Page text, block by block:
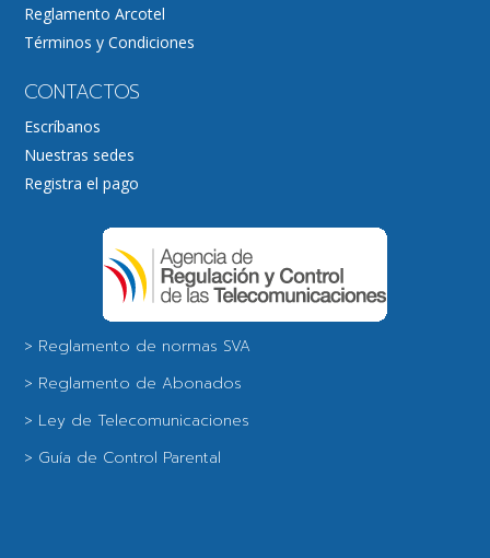
Reglamento Arcotel
Términos y Condiciones
CONTACTOS
Escríbanos
Nuestras sedes
Registra el pago
> Reglamento de normas SVA
> Reglamento de Abonados
> Ley de Telecomunicaciones
> Guía de Control Parental